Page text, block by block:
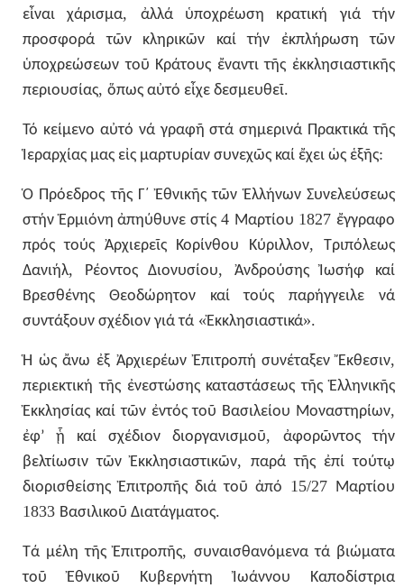
εἶναι
χάρισμα, ἀλλά ὑποχρέωση κρατική γιά
τήν
προσφορά
τῶν κληρικῶν καί τήν ἐκπλήρωση
τῶν
ὑποχρεώσεων τοῦ Κράτους ἔναντι τῆς ἐκκλησιαστικῆς
περιουσίας, ὅπως αὐτό εἶχε δεσμευθεῖ.
Τό κείμενο αὐτό νά γραφῆ στά σημερινά Πρακτικά τῆς
Ἱεραρχίας μας εἰς μαρτυρίαν συνεχῶς καί ἔχει ὡς ἑξῆς:
Ὁ Πρόεδρος τῆς Γ΄ Ἐθνικῆς τῶν Ἑλλήνων Συνελεύσεως
στήν Ἑρμιόνη ἀπηύθυνε στίς4 Μαρτίου 1827 ἔγγραφο
πρός τούς Ἀρχιερεῖς Κορίνθου Κύριλλον,Τριπόλεως
Δανιήλ, Ρέοντος Διονυσίου, Ἀνδρούσης Ἰωσήφ
καί
Βρεσθένης
Θεοδώρητον καί τούς παρήγγειλε
νά
συντάξουν σχέδιον γιά τά «Ἐκκλησιαστικά».
Ἡ ὡς ἄνω ἐξ Ἀρχιερέων Ἐπιτροπή συνέταξεν Ἔκθεσιν,
περιεκτική τῆς ἐνεστώσης καταστάσεως τῆς Ἑλληνικῆς
Ἐκκλησίας καί τῶν ἐντός τοῦ Βασιλείου Μοναστηρίων,
ἐφ’ ᾗ καί σχέδιον διοργανισμοῦ, ἀφορῶντος
τήν
βελτίωσιν τῶν Ἐκκλησιαστικῶν, παρά τῆς ἐπί τούτῳ
διορισθείσης Ἐπιτροπῆς διά τοῦ ἀπό 15/27 Μαρτίου
1833 Βασιλικοῦ Διατάγματος.
Τά μέλη τῆς Ἐπιτροπῆς, συναισθανόμενα τά βιώματα
τοῦ
Ἐθνικοῦ Κυβερνήτη Ἰωάννου
Καποδίστρια